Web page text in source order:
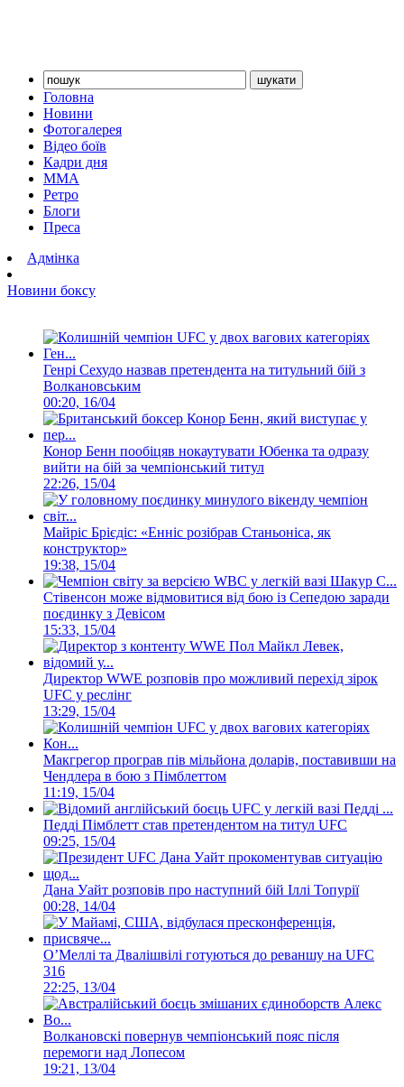
Головна
Новини
Фотогалерея
Відео боїв
Кадри дня
ММА
Ретро
Блоги
Преса
Адмінка
Новини боксу
Генрі Сехудо назвав претендента на титульний бій з
Волкановським
00:20, 16/04
Конор Бенн пообіцяв нокаутувати Юбенка та одразу
вийти на бій за чемпіонський титул
22:26, 15/04
Майріс Брієдіс: «Енніс розібрав Станьоніса, як
конструктор»
19:38, 15/04
Стівенсон може відмовитися від бою із Сепедою заради
поєдинку з Девісом
15:33, 15/04
Директор WWE розповів про можливий перехід зірок
UFC у реслінг
13:29, 15/04
Макгрегор програв пів мільйона доларів, поставивши на
Чендлера в бою з Пімблеттом
11:19, 15/04
Педді Пімблетт став претендентом на титул UFC
09:25, 15/04
Дана Уайт розповів про наступний бій Іллі Топурії
00:28, 14/04
О’Меллі та Двалішвілі готуються до реваншу на UFC
316
22:25, 13/04
Волкановскі повернув чемпіонський пояс після
перемоги над Лопесом
19:21, 13/04